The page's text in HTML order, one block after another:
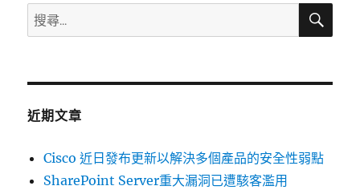
個
品
搜
尋
鍵
搜
近期文章
Cisco 近日發布更新以解決多個產品的安全性弱點
SharePoint Server重大漏洞已遭駭客濫用